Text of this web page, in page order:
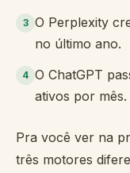
3 O Perplexity
no último ano.
4 O ChatGPT
ativos por mês.
Pra você ver na
três motores